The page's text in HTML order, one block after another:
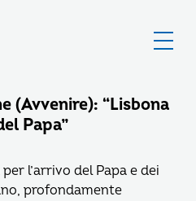
(Avvenire): “Lisbona
Papa”
l’arrivo del Papa e dei
profondamente